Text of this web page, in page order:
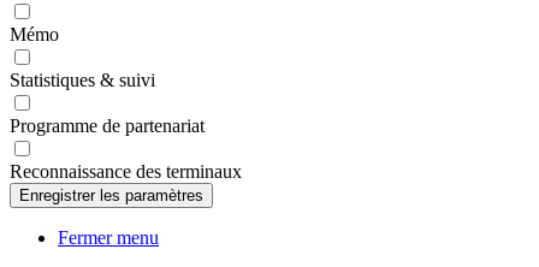
Mémo
Statistiques & suivi
Programme de partenariat
Reconnaissance des terminaux
Fermer menu